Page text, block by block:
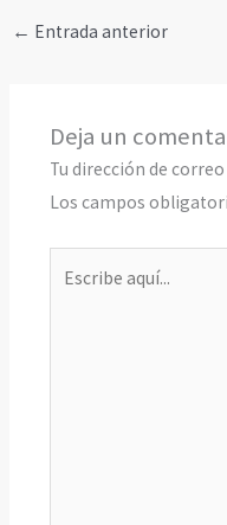
← Entrada anterior
Deja un
Tu dirección de
Los campos